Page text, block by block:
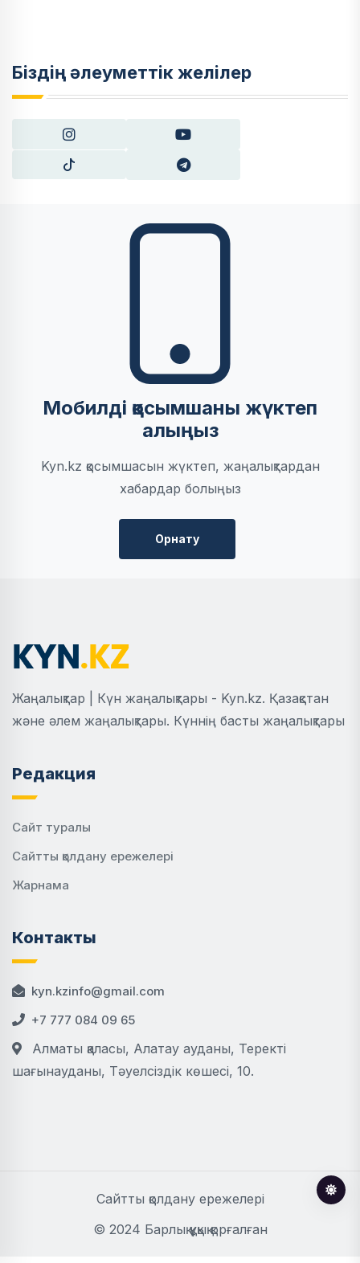
Біздің әлеуметтік желілер
Мобилді қосымшаны жүктеп
алыңыз
Kyn.kz қосымшасын жүктеп, жаңалықтардан
хабардар болыңыз
Орнату
Жаңалықтар | Күн жаңалықтары - Kyn.kz. Қазақстан
және әлем жаңалықтары. Күннің басты жаңалықтары
Редакция
Сайт туралы
Сайтты қолдану ережелері
Жарнама
Контакты
kyn.kzinfo@gmail.com
+7 777 084 09 65
Алматы қаласы, Алатау ауданы, Теректі
шағынауданы, Тәуелсіздік көшесі, 10.
Сайтты қолдану ережелері
© 2024 Барлық құқық қорғалған